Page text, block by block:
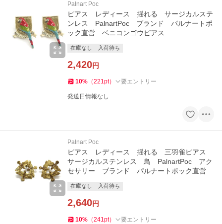
Palnart Poc
ピアス レディース 揺れる サージカルステ
ンレス PalnartPoc ブランド パルナートポ
ック直営 ベニコンゴウピアス
在庫なし 入荷待ち
2,420円
10% （221pt） 要エントリー
発送日情報なし
Palnart Poc
ピアス レディース 揺れる 三羽雀ピアス
サージカルステンレス 鳥 PalnartPoc アク
セサリー ブランド パルナートポック直営
在庫なし 入荷待ち
2,640円
10% （241pt） 要エントリー